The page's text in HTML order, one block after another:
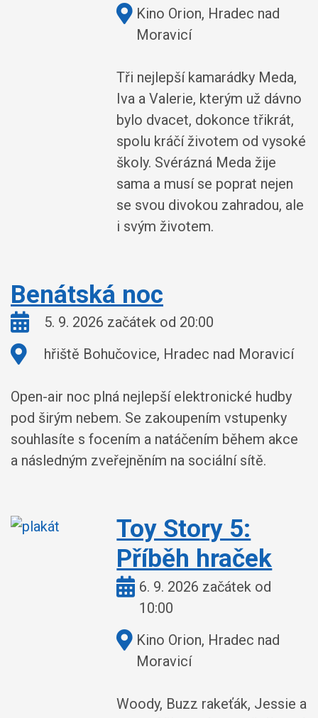
Kde:Kino Orion, Hradec nad
Moravicí
Tři nejlepší kamarádky Meda,
Iva a Valerie, kterým už dávno
bylo dvacet, dokonce třikrát,
spolu kráčí životem od vysoké
školy. Svérázná Meda žije
sama a musí se poprat nejen
se svou divokou zahradou, ale
i svým životem.
Benátská noc
Kdy:
5. 9. 2026 začátek od 20:00
Kde:
hřiště Bohučovice, Hradec nad Moravicí
Open-air noc plná nejlepší elektronické hudby
pod širým nebem. Se zakoupením vstupenky
souhlasíte s focením a natáčením během akce
a následným zveřejněním na sociální sítě.
Toy Story 5:
Příběh hraček
Kdy:6. 9. 2026 začátek od
10:00
Kde:Kino Orion, Hradec nad
Moravicí
Woody, Buzz rakeťák, Jessie a